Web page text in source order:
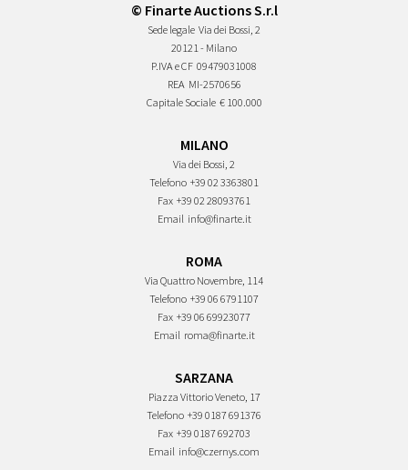
© Finarte Auctions S.r.l
Sede legale Via dei Bossi, 2
20121 - Milano
P.IVA e CF 09479031008
REA MI-2570656
Capitale Sociale € 100.000
MILANO
Via dei Bossi, 2
Telefono +39 02 3363801
Fax +39 02 28093761
Email info@finarte.it
ROMA
Via Quattro Novembre, 114
Telefono +39 06 6791107
Fax +39 06 69923077
Email roma@finarte.it
SARZANA
Piazza Vittorio Veneto, 17
Telefono +39 0187 691376
Fax +39 0187 692703
Email info@czernys.com